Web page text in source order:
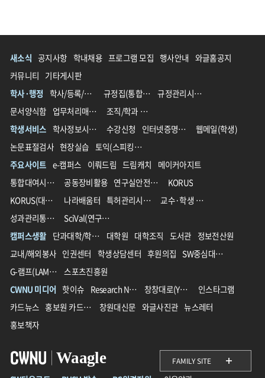
새소식 공지사항 학내채용 프로그램 모집 행사안내 와글홈공지
커뮤니티 기타게시판
학사·행정
학사/등록/장학 규정집(통합 전)
규정관리시스템(통합 후)
문서양식함
업무처리매뉴얼
조직/학과 영문명 가이드
학생서비스
학사정보시스템 수강신청 인터넷증명발급
웹메일(학생)
논문표절검사 현장실습
토익(스피킹)할인
주요사이트 e-캠퍼스 이뤄드림 드림캐치
메이커아지트
통합대여시스템
공동장비활용 연구실안전관리
KORUS
KORUS(대외서비스)
나라배움터 특허관리시스템
교수·학생 교육지원 통합플랫폼
성과관리통합시스템(IPMS)
SciVal(연구성과분석솔루션)
캠퍼스생활
단과대학/학과/학부 대학원 대학조직 도서관 정보전산원
교내/해외봉사 인권센터 학생상담센터 후원의집
SW중심대학사업단
G-램프(LAMP)사업단
스포츠진흥원
CWNU 미디어 핫이슈 Research News 창창대로(YouTube)
인스타그램
카드뉴스
홍보원 카드뉴스 창원대신문 와글사진관 뉴스레터
홍보책자
Waagle FAMILY SITE